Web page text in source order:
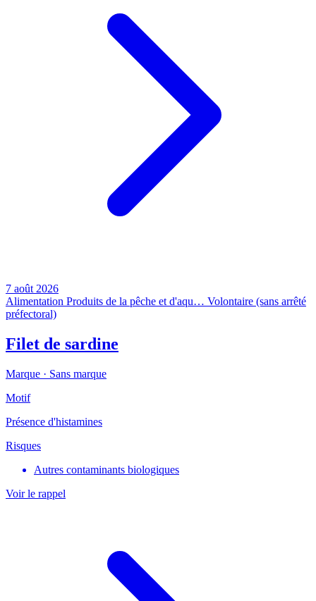
7 août 2026
Alimentation Produits de la pêche et d'aqu… Volontaire (sans arrêté
préfectoral)
Filet de sardine
Marque · Sans marque
Motif
Présence d'histamines
Risques
Autres contaminants biologiques
Voir le rappel